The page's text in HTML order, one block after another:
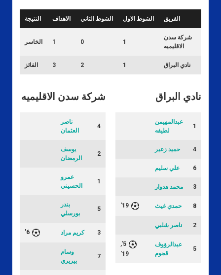
الفريق الشوط الاول الشوط الثاني الاهداف النتيجة
شركة سدن
الاقليميه
1
0
1 الخاسر
نادي البراق 1
2
3 الفائز
شركة سدن الاقليميه
4
ناصر
العثمان
2
يوسف
الرمضان
1
عمرو
الحسيني
5
بندر
بورسلي
3 كريم مراد
7
وسام
بيريري
نادي البراق
1
عبدالمهيمن
لطيفه
4 حميد زعير
6 علي سليم
3 محمد هدوار
8 حمدي غيث
2 ناصر شلبي
5
عبدالرؤوف
قجوم
5',
19'